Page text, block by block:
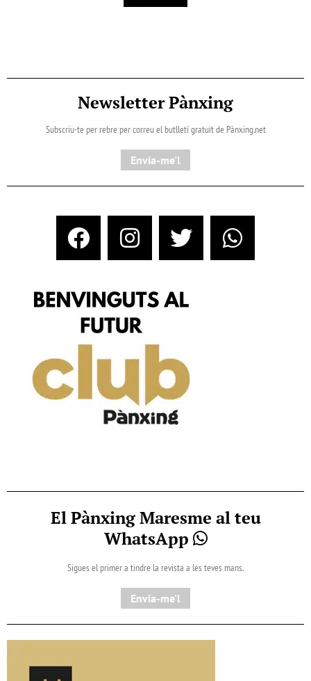
Newsletter Pànxing
Subscriu-te per rebre per correu el butlletí gratuït de Pànxing.net​
Envia-me'l
El Pànxing Maresme al teu
WhatsApp
Sigues el primer a tindre la revista a les teves mans.
Envia-me'l